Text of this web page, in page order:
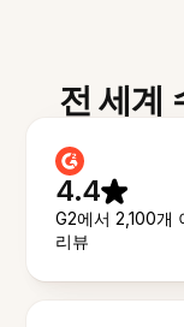
전 세계
4.4
G2에서 2,100개
리뷰